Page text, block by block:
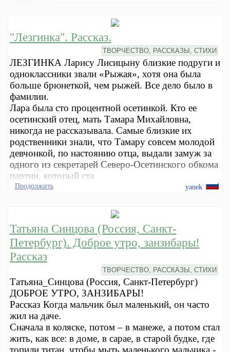
"Лезгинка". Рассказ.
ТВОРЧЕСТВО, РАССКАЗЫ, СТИХИ
ЛЕЗГИНКА Ларису Лисицыну близкие подруги и
одноклассники звали «Рыжая», хотя она была
больше брюнеткой, чем рыжей. Все дело было в
фамилии.
Лара была сто процентной осетинкой. Кто ее
осетинский отец, мать Тамара Михайловна,
никогда не рассказывала. Самые близкие их
родственники знали, что Тамару совсем молодой
девчонкой, по настоянию отца, выдали замуж за
одного из секретарей Северо-Осетинского обкома
партии, который ста
Продолжить yanek
Татьяна Синцова (Россия, Санкт-
Петербург). Доброе утро, занзибары!
Рассказ
ТВОРЧЕСТВО, РАССКАЗЫ, СТИХИ
Татьяна_Синцова (Россия, Санкт-Петербург)
ДОБРОЕ УТРО, ЗАНЗИБАРЫ!
Рассказ Когда мальчик был маленький, он часто
жил на даче.
Сначала в коляске, потом – в манеже, а потом стал
жить, как все: в доме, в сарае, в старой будке, где
топили титан, чтобы мыть маленького мальчика -